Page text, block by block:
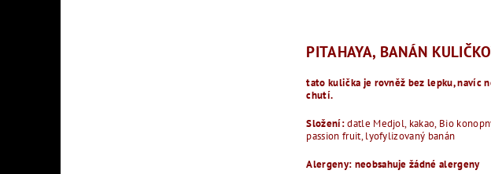
PITAHAYA, BANÁN
tato kulička je rovněž bez lepku, navíc
chutí.
Složení:datle Medjol, kakao, Bio
passion fruit, lyofylizovaný banán
Alergeny: neobsahuje žádné alergeny